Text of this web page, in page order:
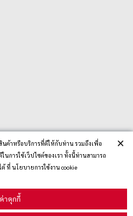
นค้าหรือบริการที่ดีให้กับท่าน รวมถึงเพื่อ
การใช้เว็ปไซต์ของเรา ทั้งนี้ท่านสามารถ
ที่ นโยบายการใช้งาน cookie
าคุกกี้
×